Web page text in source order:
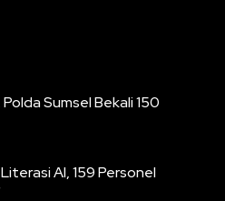
Sumsel Bekali 150
AI, 159 Personel